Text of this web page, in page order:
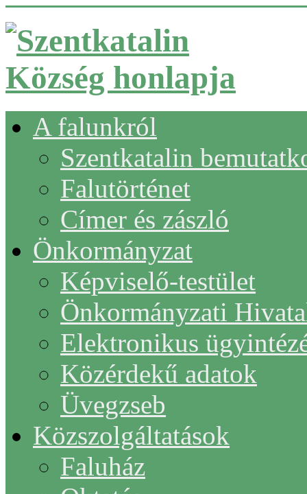
A falunkról
Szentkatalin
Falutörténet
Címer és zászló
Önkormányzat
Képviselő-testület
Önkormányzati
Elektronikus
Közérdekű adatok
Üvegzseb
Közszolgáltatások
Faluház